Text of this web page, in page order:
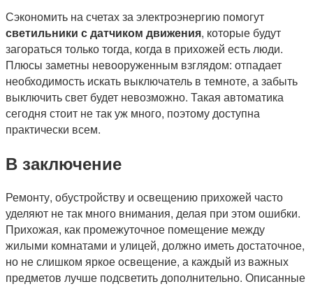
Сэкономить на счетах за электроэнергию помогут
светильники с датчиком движения, которые будут
загораться только тогда, когда в прихожей есть люди.
Плюсы заметны невооруженным взглядом: отпадает
необходимость искать выключатель в темноте, а забыть
выключить свет будет невозможно. Такая автоматика
сегодня стоит не так уж много, поэтому доступна
практически всем.
В заключение
Ремонту, обустройству и освещению прихожей часто
уделяют не так много внимания, делая при этом ошибки.
Прихожая, как промежуточное помещение между
жилыми комнатами и улицей, должно иметь достаточное,
но не слишком яркое освещение, а каждый из важных
предметов лучше подсветить дополнительно. Описанные